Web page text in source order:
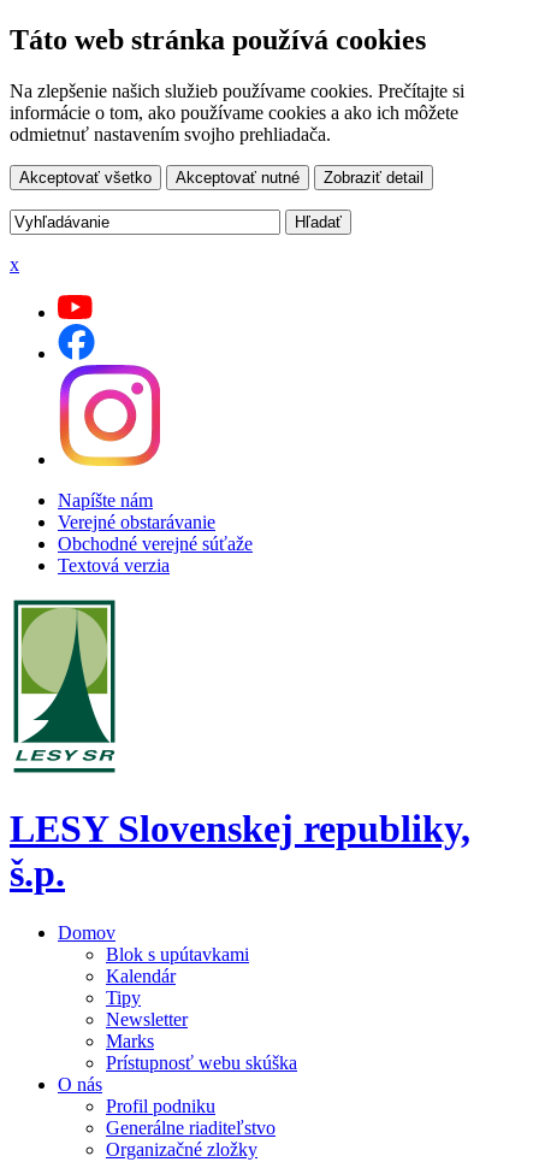
Táto web stránka používá cookies
Na zlepšenie našich služieb používame cookies. Prečítajte si
informácie o tom, ako používame cookies a ako ich môžete
odmietnuť nastavením svojho prehliadača.
Akceptovať všetko Akceptovať nutné Zobraziť detail
x
Napíšte nám
Verejné obstarávanie
Obchodné verejné súťaže
Textová verzia
LESY Slovenskej republiky,
š.p.
Domov
Blok s upútavkami
Kalendár
Tipy
Newsletter
Marks
Prístupnosť webu skúška
O nás
Profil podniku
Generálne riaditeľstvo
Organizačné zložky